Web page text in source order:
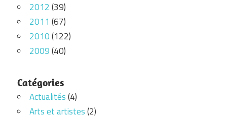
2012 (39)
2011 (67)
2010(122)
2009(40)
Catégories
Actualités(4)
Arts et artistes(2)